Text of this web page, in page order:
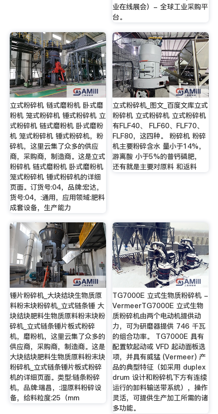
业在线展会）- 全球工业采购平
台。
立式粉碎机 链式磨粉机 卧式磨
粉机 笼式粉碎机 锤式粉碎机 立
式粉碎机 链式磨粉机 卧式磨粉
机 笼式粉碎机 锤式粉碎机，粉
碎机，这里云集了众多的供应
商，采购商，制造商。这是立式
粉碎机 链式磨粉机 卧式磨粉机
笼式粉碎机 锤式粉碎机的详细
页面。订货号:04，品牌:宏达，
货号:04，:通用，应用领域:肥料
成套设备，生产能力
立式粉碎机_图文_百度文库立式
粉碎机 立式粉碎机 立式粉碎机
有FLF40、 FLF60、FLF70、
FLF80，这四种。 粉碎机 粉碎
机主要粉碎含水 量小于14%，
游离酸 小于5%的普钙磷肥，
还有就是主要对原料 和返料
锤片粉碎机_大块结块生物质原
料粉末块粉碎机_立式链条锤 大
块结块肥料生物质原料粉末块粉
碎机_立式链条锤片板式粉碎
机，磨粉机，这里云集了众多的
供应商，采购商，制造商。这是
大块结块肥料生物质原料粉末块
粉碎机_立式链条锤片板式粉碎
机的详细页面。类型:链条粉碎
机，品牌:瑞昌，:湿原料粉碎设
备，给料粒度:25（mm
TG7000E 立式生物质粉碎机 -
VermeerTG7000E 立式生物
质粉碎机由两个电动机提供动
力，可为研磨器提供 746 千瓦
的组合功率。 TG7000E 具有
配置软起动或 VFD 起动面板选
项，并具有威猛 (Vermeer) 产
品的典型特征（如采用 duplex
drum 设计和粉碎机下方有连续
运行的卸料输送带系统），操作
灵活，可提供生产加工所需的诸
多功能。